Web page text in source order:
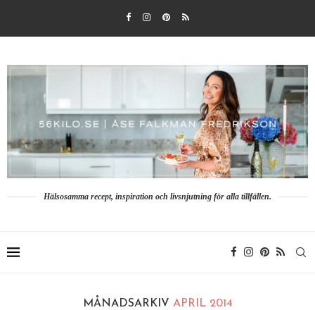
Hälsosamma recept, inspiration och livsnjutning för alla tillfällen.
MÅNADSARKIV APRIL 2014